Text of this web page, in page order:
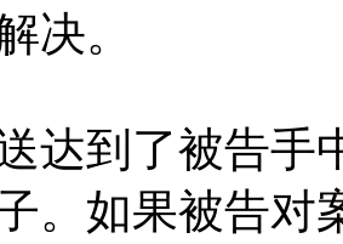
决。
达到了被告手
。如果被告对